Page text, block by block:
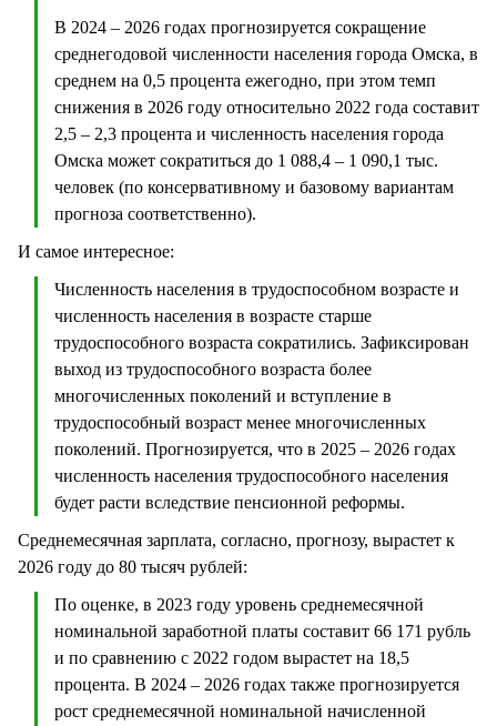
В 2024 – 2026 годах прогнозируется сокращение
среднегодовой численности населения города Омска, в
среднем на 0,5 процента ежегодно, при этом темп
снижения в 2026 году относительно 2022 года составит
2,5 – 2,3 процента и численность населения города
Омска может сократиться до 1 088,4 – 1 090,1 тыс.
человек (по консервативному и базовому вариантам
прогноза соответственно).
И самое интересное:
Численность населения в трудоспособном возрасте и
численность населения в возрасте старше
трудоспособного возраста сократились. Зафиксирован
выход из трудоспособного возраста более
многочисленных поколений и вступление в
трудоспособный возраст менее многочисленных
поколений. Прогнозируется, что в 2025 – 2026 годах
численность населения трудоспособного населения
будет расти вследствие пенсионной реформы.
Среднемесячная зарплата, согласно, прогнозу, вырастет к
2026 году до 80 тысяч рублей:
По оценке, в 2023 году уровень среднемесячной
номинальной заработной платы составит 66 171 рубль
и по сравнению с 2022 годом вырастет на 18,5
процента. В 2024 – 2026 годах также прогнозируется
рост среднемесячной номинальной начисленной